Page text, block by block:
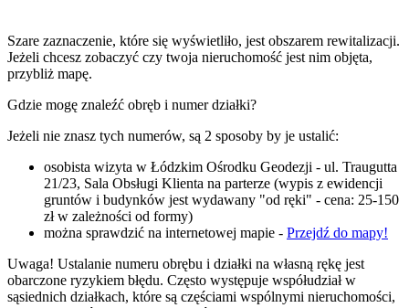
Szare zaznaczenie, które się wyświetliło, jest obszarem rewitalizacji.
Jeżeli chcesz zobaczyć czy twoja nieruchomość jest nim objęta,
przybliż mapę.
Gdzie mogę znaleźć obręb i numer działki?
Jeżeli nie znasz tych numerów, są 2 sposoby by je ustalić:
osobista wizyta w Łódzkim Ośrodku Geodezji - ul. Traugutta
21/23, Sala Obsługi Klienta na parterze (wypis z ewidencji
gruntów i budynków jest wydawany "od ręki" - cena: 25-150
zł w zależności od formy)
można sprawdzić na internetowej mapie - Przejdź do mapy!
Uwaga! Ustalanie numeru obrębu i działki na własną rękę jest
obarczone ryzykiem błędu. Często występuje współudział w
sąsiednich działkach, które są częściami wspólnymi nieruchomości,